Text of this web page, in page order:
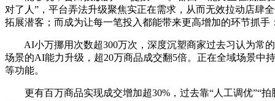
对了人”，平台弄法升级聚焦实正在需求，从而无效拉动店肆
拓展潜客；而成为让每一笔投入都能带来更高增加的环节抓
AI小万挪用次数超300万次，深度沉塑商家过去习认为常的
场景的AI能力升级，超20万商品成交翻5倍。正在全域场景中
等功能。
更有百万商品实现成交增加超30%，过去靠“人工调优”“拍